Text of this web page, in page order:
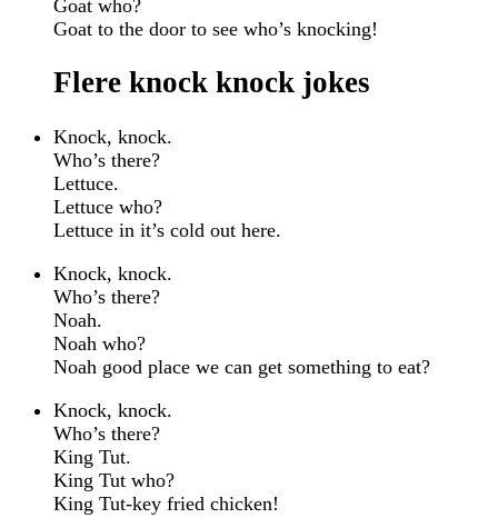
Goat who?
Goat to the door to see who’s knocking!
Flere knock knock jokes
Knock, knock.
Who’s there?
Lettuce.
Lettuce who?
Lettuce in it’s cold out here.
Knock, knock.
Who’s there?
Noah.
Noah who?
Noah good place we can get something to eat?
Knock, knock.
Who’s there?
King Tut.
King Tut who?
King Tut-key fried chicken!